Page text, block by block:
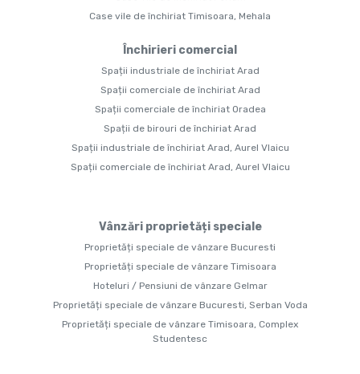
Case vile de închiriat Timisoara, Mehala
Închirieri comercial
Spații industriale de închiriat Arad
Spații comerciale de închiriat Arad
Spații comerciale de închiriat Oradea
Spații de birouri de închiriat Arad
Spații industriale de închiriat Arad, Aurel Vlaicu
Spații comerciale de închiriat Arad, Aurel Vlaicu
Vânzări proprietăți speciale
Proprietăți speciale de vânzare Bucuresti
Proprietăți speciale de vânzare Timisoara
Hoteluri / Pensiuni de vânzare Gelmar
Proprietăți speciale de vânzare Bucuresti, Serban Voda
Proprietăți speciale de vânzare Timisoara, Complex
Studentesc